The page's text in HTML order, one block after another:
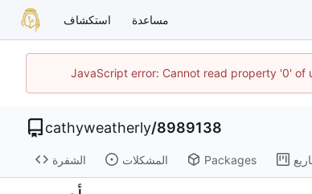
استكشاف مساعدة
JavaScript error: Cannot read property '0' of
cathyweatherly/8989138
الشفرة المشكلات Packages